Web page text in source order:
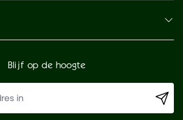
Blijf op de hoogte